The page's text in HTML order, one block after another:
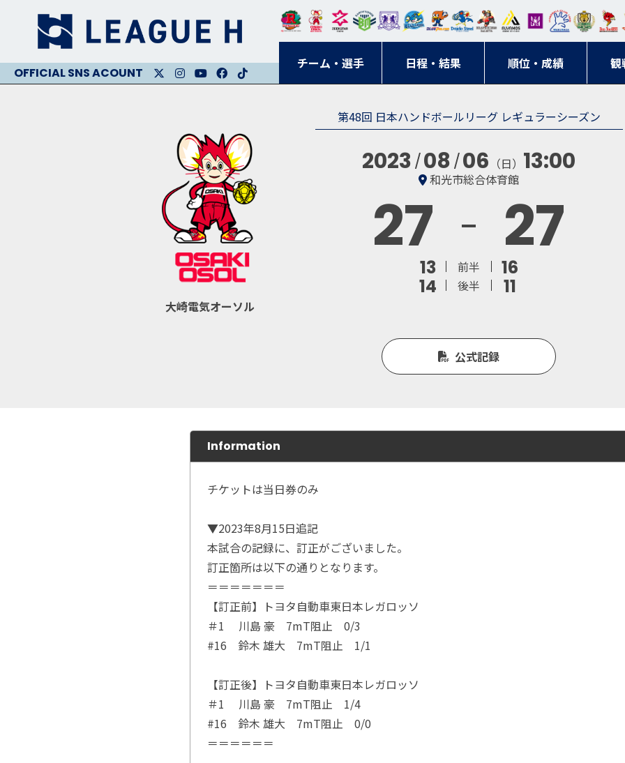
チーム・選手 日程・結果 順位・成績 観
東日
本レ
ガロ
オー
ソル
埼玉
クス
ター
東京
BM
川
ドリ
ーム
ス
寺ブ
ルー
サン
ーフ
ァル
コン
屋
ニッ キン
ス大
阪
エゾハン
ブ
ンウ
ルヴ
ス福
第48回 日本ハンドボールリーグ レギュラーシーズン
大崎電気オーソル
2023 08 06 （日） 13:00
和光市総合体育館
27 27
13 前半
16
14
後半 11
公式記録
Information
チケットは当日券のみ
▼2023年8月15日追記
本試合の記録に、訂正がございました。
訂正箇所は以下の通りとなります。
＝＝＝＝＝＝＝
【訂正前】トヨタ自動車東日本レガロッソ
＃1 川島 豪 7mT阻止 0/3
#16 鈴木 雄大 7mT阻止 1/1
【訂正後】トヨタ自動車東日本レガロッソ
＃1 川島 豪 7mT阻止 1/4
#16 鈴木 雄大 7mT阻止 0/0
＝＝＝＝＝＝